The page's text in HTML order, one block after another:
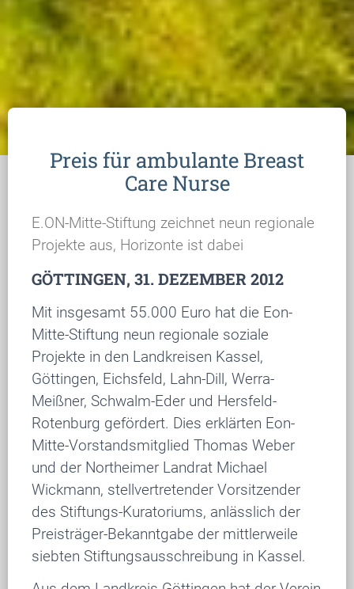
Preis für ambulante Breast
Care Nurse
E.ON-Mitte-Stiftung zeichnet neun regionale
Projekte aus, Horizonte ist dabei
GÖTTINGEN, 31. DEZEMBER 2012
Mit insgesamt 55.000 Euro hat die Eon-
Mitte-Stiftung neun regionale soziale
Projekte in den Landkreisen Kassel,
Göttingen, Eichsfeld, Lahn-Dill, Werra-
Meißner, Schwalm-Eder und Hersfeld-
Rotenburg gefördert. Dies erklärten Eon-
Mitte-Vorstandsmitglied Thomas Weber
und der Northeimer Landrat Michael
Wickmann, stellvertretender Vorsitzender
des Stiftungs-Kuratoriums, anlässlich der
Preisträger-Bekanntgabe der mittlerweile
siebten Stiftungsausschreibung in Kassel.